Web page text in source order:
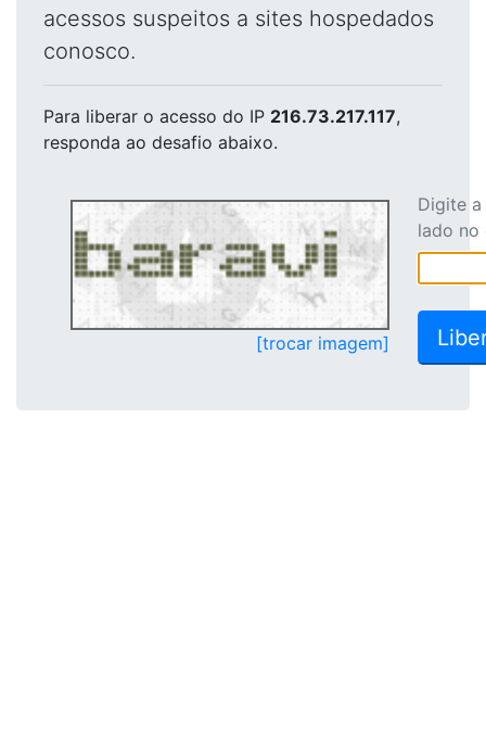
acessos suspeitos a sites hospedados
conosco.
Para liberar o acesso do IP 216.73.217.117,
responda ao desafio abaixo.
[trocar imagem]
Digite
lado no